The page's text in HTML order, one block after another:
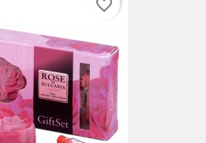
favorite_border